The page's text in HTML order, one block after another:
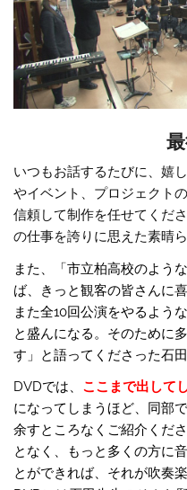
いつもお話するたびに、嬉
やイベント、プロジェクト
信頼して制作を任せてくだ
の仕事を誇りに思えた素晴
また、「市立柏高校のよう
ば、きっと観客の皆さんに
また全10回公演をやるよう
と盛んになる。そのために
す」と語ってくださった石田
DVDでは、 ここまで出して
になってしまうほど、同部
余すところなくご紹介くだ
となく、もっと多くの方に
とができれば、それが吹奏